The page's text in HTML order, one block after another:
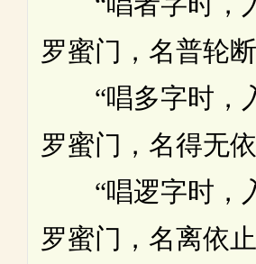
罗蜜门，名普轮断
“唱多字时，
罗蜜门，名得无依
“唱逻字时，
罗蜜门，名离依止